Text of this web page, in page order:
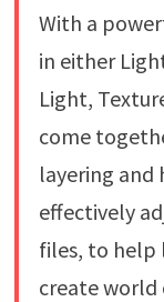
With a
in either
Light,
come
layering and
effectively
files, to help
create world